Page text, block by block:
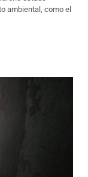
ambiental, como el